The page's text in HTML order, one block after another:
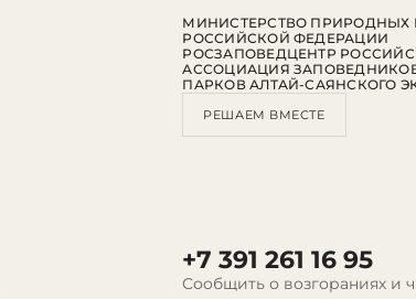
+7 391 261 16 95
Сообщить о возгораниях и
МИНИСТЕРСТВО ПРИРОДНЫХ
РОССИЙСКОЙ ФЕДЕРАЦИИ
РОСЗАПОВЕДЦЕНТР
АССОЦИАЦИЯ
ПАРКОВ АЛТАЙ-САЯНСКОГО
РЕШАЕМ ВМЕСТЕ